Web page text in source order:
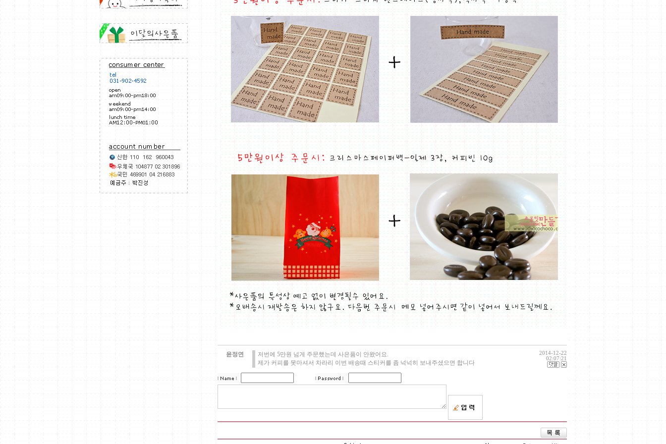
윤정연
저번에 5만원 넘게 주문했는데 사은품이 안왔어요.
제가 커피를 못마셔서 차라리 이번 배송때 스티커를 좀 넉넉히 보내주셨으면 합니다
2014-12-22
02:07:21